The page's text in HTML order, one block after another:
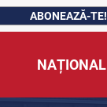
ABONEAZĂ-TE!